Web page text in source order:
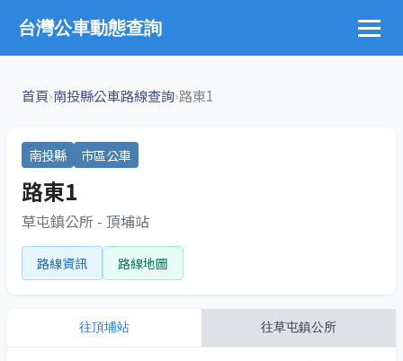
台灣公車動態查詢
首頁›南投縣公車路線查詢›路東1
南投縣 市區公車
路東1
草屯鎮公所 - 頂埔站
路線資訊 路線地圖
往頂埔站 往草屯鎮公所